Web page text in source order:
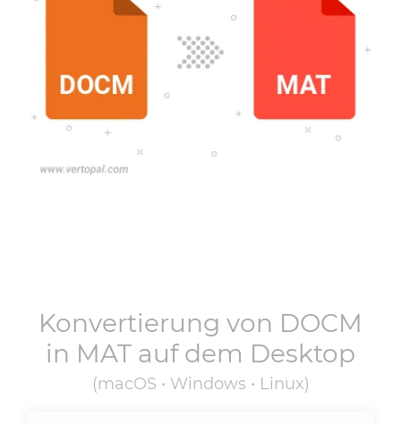
Konvertierung von DOCM
in MAT auf dem Desktop
(macOS • Windows • Linux)